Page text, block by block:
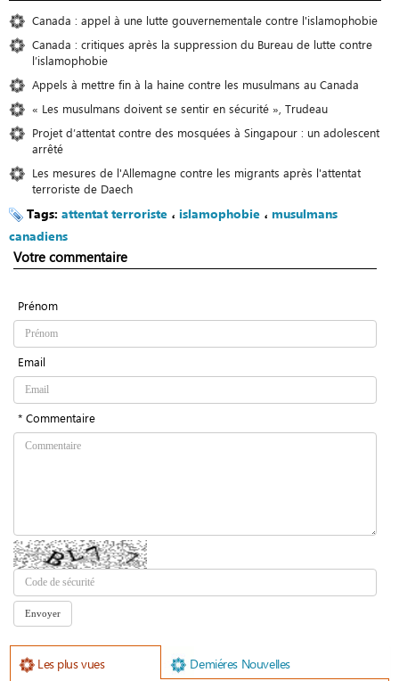
Canada : appel à une lutte gouvernementale contre l'islamophobie
Canada : critiques après la suppression du Bureau de lutte contre
l’islamophobie
Appels à mettre fin à la haine contre les musulmans au Canada
« Les musulmans doivent se sentir en sécurité », Trudeau
Projet d’attentat contre des mosquées à Singapour : un adolescent
arrêté
Les mesures de l'Allemagne contre les migrants après l'attentat
terroriste de Daech
Tags: attentat terroriste ، islamophobie ، musulmans
canadiens
Votre commentaire
Prénom
Email
* Commentaire
Les plus vues Demiéres Nouvelles